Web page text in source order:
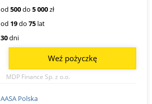
od 500do 5 000zł
od 19do 75 lat
30dni
MDP Finance Sp. z o.o.
Weź pożyczkę
AASA Polska